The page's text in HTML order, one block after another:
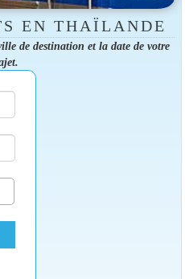
EN THAÏLANDE
de destination et la date de votre